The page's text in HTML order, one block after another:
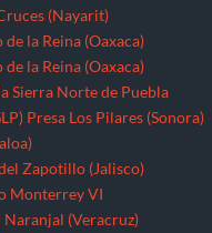
(Nayarit)
la Reina (Oaxaca)
la Reina (Oaxaca)
Sierra Norte de Puebla
Presa Los Pilares (Sonora)
Zapotillo (Jalisco)
Monterrey VI
(Veracruz)